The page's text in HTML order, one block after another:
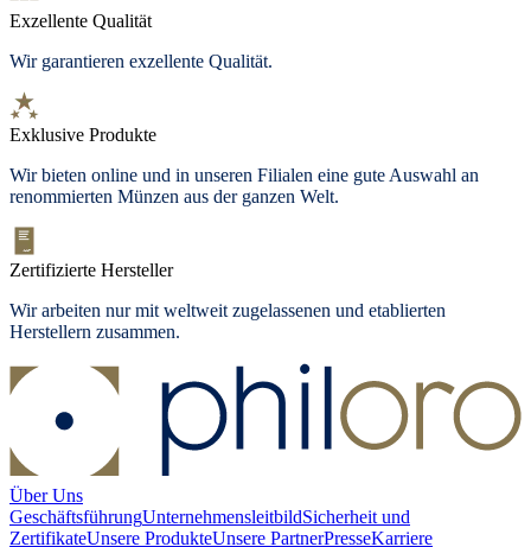
Exzellente Qualität
Wir garantieren exzellente Qualität.
Exklusive Produkte
Wir bieten online und in unseren Filialen eine gute Auswahl an
renommierten Münzen aus der ganzen Welt.
Zertifizierte Hersteller
Wir arbeiten nur mit weltweit zugelassenen und etablierten
Herstellern zusammen.
Über Uns
GeschäftsführungUnternehmensleitbildSicherheit und
ZertifikateUnsere ProdukteUnsere PartnerPresseKarriere